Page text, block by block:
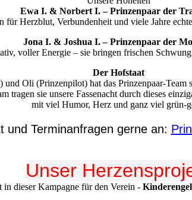
Ewa I. & Norbert I. – Prinzenpaar der
für Herzblut, Verbundenheit und viele Jahre
Jona I. & Joshua I. – Prinzenpaar der
voller Energie – sie bringen frischen
Der Hofstaat
Oli (Prinzenpilot) hat das Prinzenpaar-Team
tragen sie unsere Fassenacht durch dieses
mit viel Humor, Herz und ganz viel grün-
und Terminanfragen gerne an:
Unser
in dieser Kampagne für den Verein -